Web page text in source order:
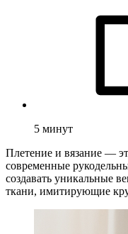
5 минут
Плетение и вязание —
современные
создавать уникальные
ткани, имитирующие